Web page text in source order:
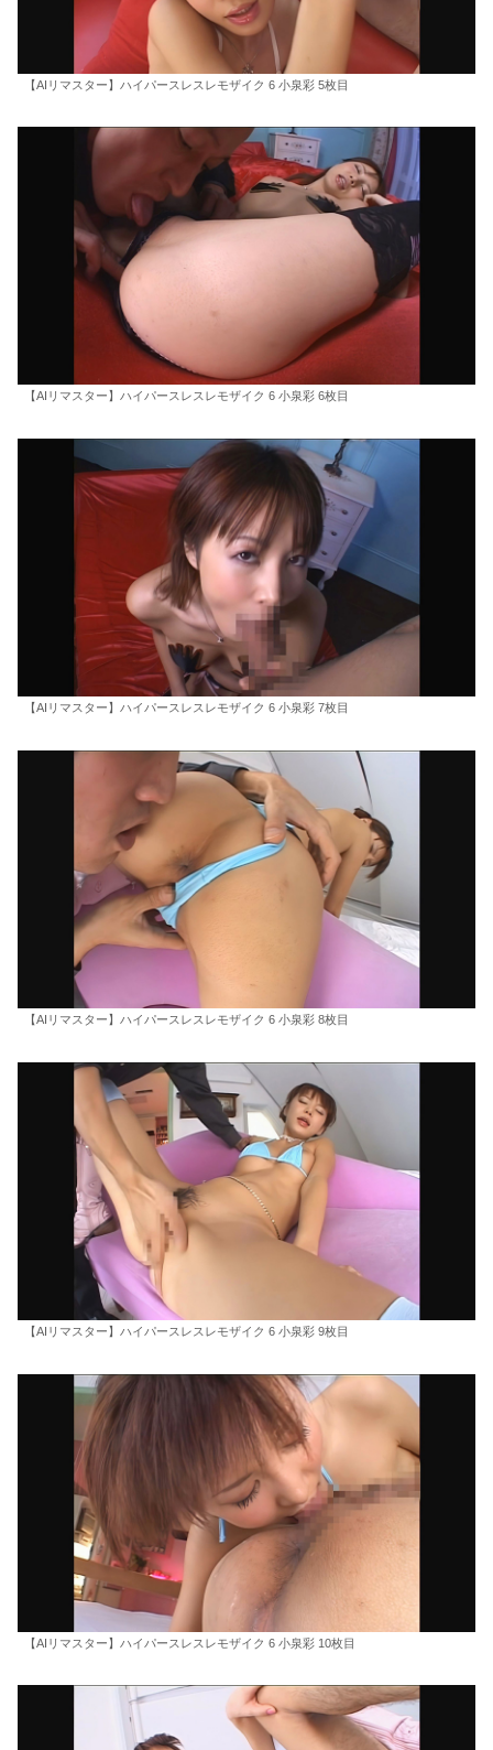
【AIリマスター】ハイパースレスレモザイク 6 小泉彩 5枚目
【AIリマスター】ハイパースレスレモザイク 6 小泉彩 6枚目
【AIリマスター】ハイパースレスレモザイク 6 小泉彩 7枚目
【AIリマスター】ハイパースレスレモザイク 6 小泉彩 8枚目
【AIリマスター】ハイパースレスレモザイク 6 小泉彩 9枚目
【AIリマスター】ハイパースレスレモザイク 6 小泉彩 10枚目